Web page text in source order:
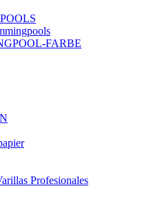
FARBE
Profesionales